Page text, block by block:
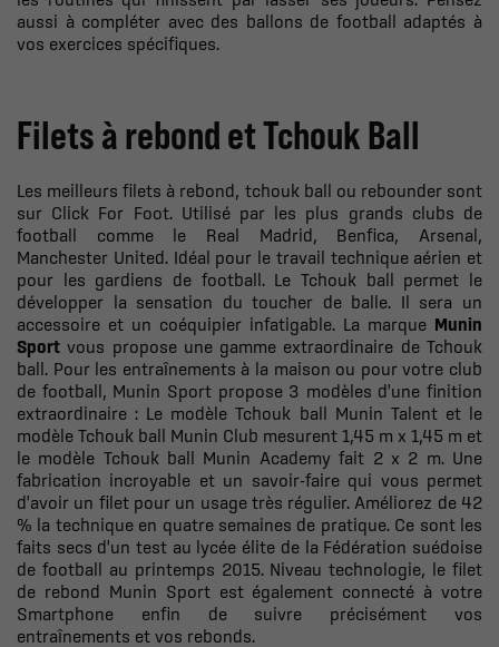
aussi à compléter avec des ballons de football adaptés à
vos exercices spécifiques.
Filets à rebond et Tchouk Ball
Les meilleurs filets à rebond, tchouk ball ou rebounder sont
sur Click For Foot. Utilisé par les plus grands clubs de
football comme le Real Madrid, Benfica, Arsenal,
Manchester United. Idéal pour le travail technique aérien et
pour les gardiens de football. Le Tchouk ball permet le
développer la sensation du toucher de balle. Il sera un
accessoire et un coéquipier infatigable. La marque Munin
Sport vous propose une gamme extraordinaire de Tchouk
ball. Pour les entraînements à la maison ou pour votre club
de football, Munin Sport propose 3 modèles d'une finition
extraordinaire : Le modèle Tchouk ball Munin Talent et le
modèle Tchouk ball Munin Club mesurent 1,45 m x 1,45 m et
le modèle Tchouk ball Munin Academy fait 2 x 2 m. Une
fabrication incroyable et un savoir-faire qui vous permet
d'avoir un filet pour un usage très régulier. Améliorez de 42
% la technique en quatre semaines de pratique. Ce sont les
faits secs d'un test au lycée élite de la Fédération suédoise
de football au printemps 2015. Niveau technologie, le filet
de rebond Munin Sport est également connecté à votre
Smartphone enfin de suivre précisément vos
entraînements et vos rebonds.